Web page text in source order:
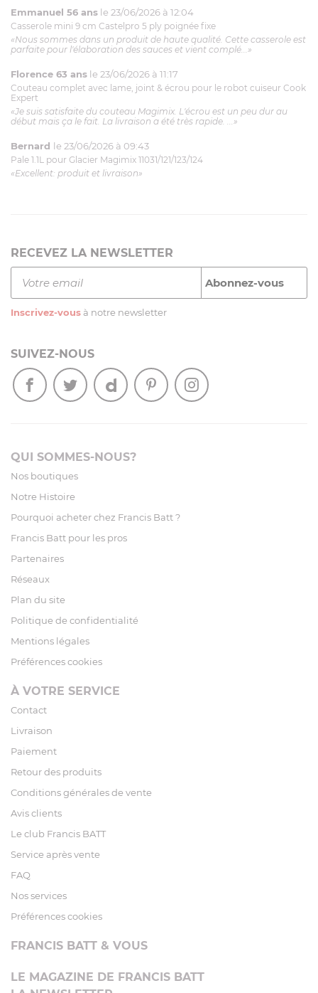
Emmanuel 56 ans le 23/06/2026 à 12:04
Casserole mini 9 cm Castelpro 5 ply poignée fixe
«Nous sommes dans un produit de haute qualité. Cette casserole est
parfaite pour l'élaboration des sauces et vient complé...»
Florence 63 ans le 23/06/2026 à 11:17
Couteau complet avec lame, joint & écrou pour le robot cuiseur Cook
Expert
«Je suis satisfaite du couteau Magimix. L'écrou est un peu dur au
début mais ça le fait. La livraison a été très rapide. ...»
Bernard le 23/06/2026 à 09:43
Pale 1.1L pour Glacier Magimix 11031/121/123/124
«Excellent: produit et livraison»
RECEVEZ LA NEWSLETTER
Inscrivez-vous à notre newsletter
SUIVEZ-NOUS
QUI SOMMES-NOUS?
Nos boutiques
Notre Histoire
Pourquoi acheter chez Francis Batt ?
Francis Batt pour les pros
Partenaires
Réseaux
Plan du site
Politique de confidentialité
Mentions légales
Préférences cookies
À VOTRE SERVICE
Contact
Livraison
Paiement
Retour des produits
Conditions générales de vente
Avis clients
Le club Francis BATT
Service après vente
FAQ
Nos services
Préférences cookies
FRANCIS BATT & VOUS
LE MAGAZINE DE FRANCIS BATT